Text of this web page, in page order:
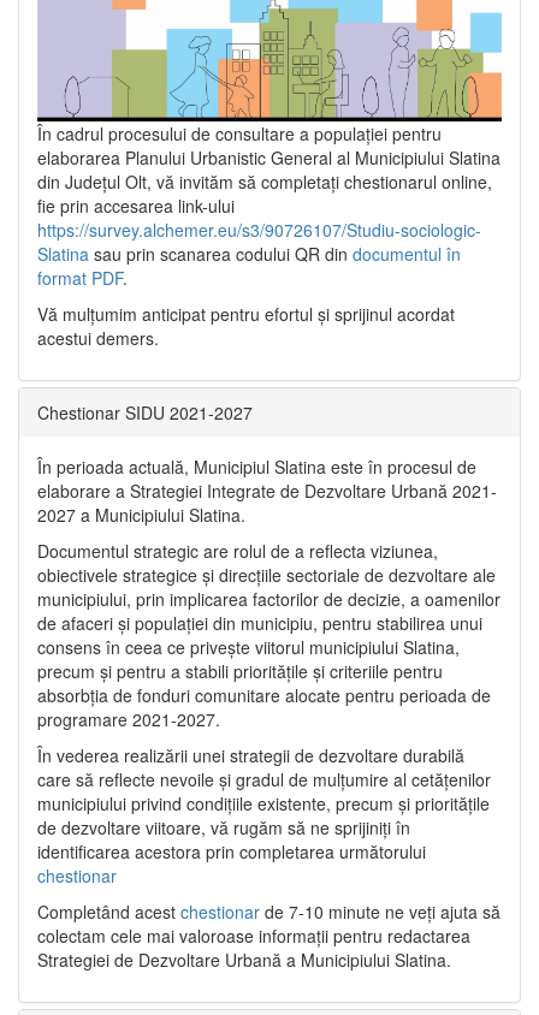
În cadrul procesului de consultare a populaţiei pentru
elaborarea Planului Urbanistic General al Municipiului Slatina
din Județul Olt, vă invităm să completați chestionarul online,
fie prin accesarea link-ului
https://survey.alchemer.eu/s3/90726107/Studiu-sociologic-
Slatina sau prin scanarea codului QR din documentul în
format PDF.
Vă mulţumim anticipat pentru efortul şi sprijinul acordat
acestui demers.
Chestionar SIDU 2021-2027
În perioada actuală, Municipiul Slatina este în procesul de
elaborare a Strategiei Integrate de Dezvoltare Urbană 2021‐
2027 a Municipiului Slatina.
Documentul strategic are rolul de a reflecta viziunea,
obiectivele strategice și direcțiile sectoriale de dezvoltare ale
municipiului, prin implicarea factorilor de decizie, a oamenilor
de afaceri și populației din municipiu, pentru stabilirea unui
consens în ceea ce privește viitorul municipiului Slatina,
precum și pentru a stabili prioritățile și criteriile pentru
absorbția de fonduri comunitare alocate pentru perioada de
programare 2021-2027.
În vederea realizării unei strategii de dezvoltare durabilă
care să reflecte nevoile și gradul de mulțumire al cetățenilor
municipiului privind condițiile existente, precum și prioritățile
de dezvoltare viitoare, vă rugăm să ne sprijiniți în
identificarea acestora prin completarea următorului
chestionar
Completând acest chestionar de 7-10 minute ne veți ajuta să
colectam cele mai valoroase informații pentru redactarea
Strategiei de Dezvoltare Urbană a Municipiului Slatina.